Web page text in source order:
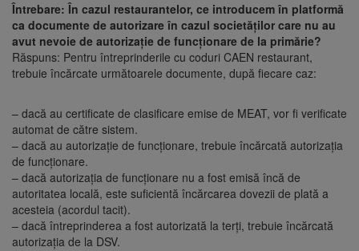
Întrebare: În cazul restaurantelor, ce introducem în platformă
ca documente de autorizare în cazul societăților care nu au
avut nevoie de autorizație de funcționare de la primărie?
Răspuns: Pentru întreprinderile cu coduri CAEN restaurant,
trebuie încărcate următoarele documente, după fiecare caz:
– dacă au certificate de clasificare emise de MEAT, vor fi verificate
automat de către sistem.
– dacă au autorizație de funcționare, trebuie încărcată autorizația
de funcționare.
– dacă autorizația de funcționare nu a fost emisă încă de
autoritatea locală, este suficientă încărcarea dovezii de plată a
acesteia (acordul tacit).
– dacă întreprinderea a fost autorizată la terți, trebuie încărcată
autorizația de la DSV.